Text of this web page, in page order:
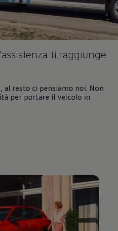
ti raggiunge
al resto ci pensiamo noi. Non
per portare il veicolo in